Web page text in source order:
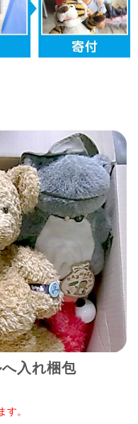
入れ梱包
す。